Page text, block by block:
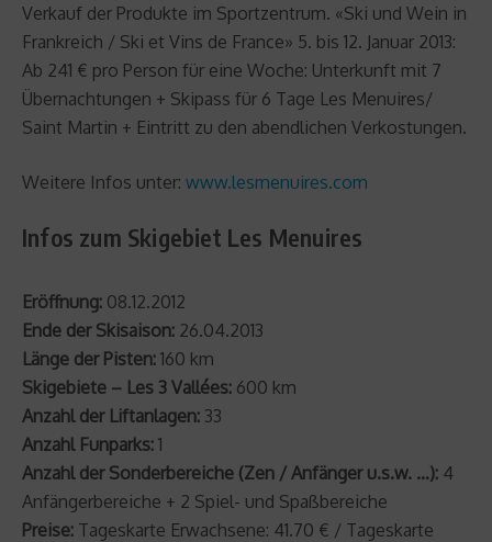
Verkauf der Produkte im Sportzentrum. «Ski und Wein in
Frankreich / Ski et Vins de France» 5. bis 12. Januar 2013:
Ab 241 € pro Person für eine Woche: Unterkunft mit 7
Übernachtungen + Skipass für 6 Tage Les Menuires/
Saint Martin + Eintritt zu den abendlichen Verkostungen.
Weitere Infos unter: www.lesmenuires.com
Infos zum Skigebiet Les Menuires
Eröffnung: 08.12.2012
Ende der Skisaison: 26.04.2013
Länge der Pisten: 160 km
Skigebiete – Les 3 Vallées: 600 km
Anzahl der Liftanlagen: 33
Anzahl Funparks: 1
Anzahl der Sonderbereiche (Zen / Anfänger u.s.w. …): 4
Anfängerbereiche + 2 Spiel- und Spaßbereiche
Preise: Tageskarte Erwachsene: 41.70 € / Tageskarte